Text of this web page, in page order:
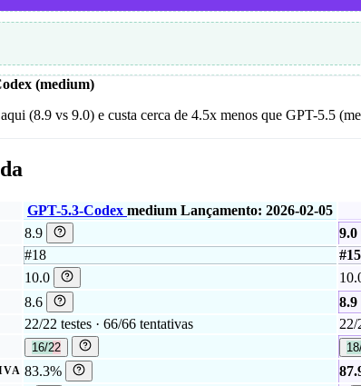
(medium)
(8.9 vs 9.0) e custa cerca de 4.5x menos que GPT-5.5
GPT-5.3-Codex medium Lançamento: 2026-02-05
8.9 9.0
#18 #15
10.0
8.6 8.9
22/22 testes · 66/66 tentativas 22/
16/22
83.3%